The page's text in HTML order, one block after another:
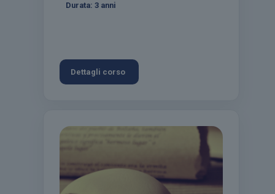
Durata: 3 anni
Dettagli corso